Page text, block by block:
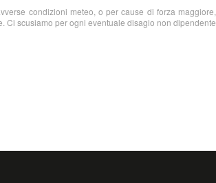
condizioni meteo, o per cause di forza
Ci scusiamo per ogni eventuale disagio non